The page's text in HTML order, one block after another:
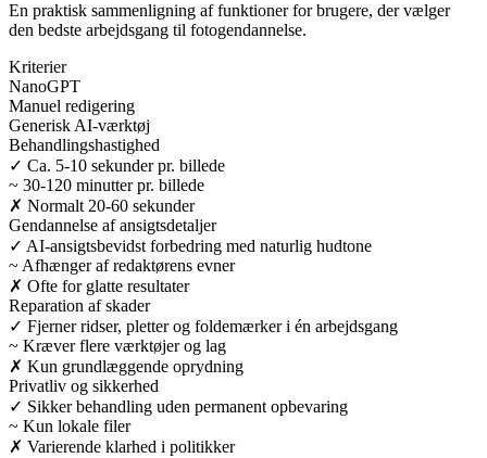
En praktisk sammenligning af funktioner for brugere, der vælger
den bedste arbejdsgang til fotogendannelse.
Kriterier
NanoGPT
Manuel redigering
Generisk AI-værktøj
Behandlingshastighed
✓ Ca. 5-10 sekunder pr. billede
~ 30-120 minutter pr. billede
✗ Normalt 20-60 sekunder
Gendannelse af ansigtsdetaljer
✓ AI-ansigtsbevidst forbedring med naturlig hudtone
~Afhænger af redaktørens evner
✗ Ofte for glatte resultater
Reparation af skader
✓ Fjerner ridser, pletter og foldemærker i én arbejdsgang
~ Kræver flere værktøjer og lag
✗ Kun grundlæggende oprydning
Privatliv og sikkerhed
✓ Sikker behandling uden permanent opbevaring
~ Kun lokale filer
✗ Varierende klarhed i politikker